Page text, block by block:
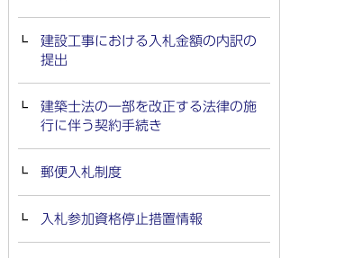
建設工事における入札金額の内訳の
提出
建築士法の一部を改正する法律の施
行に伴う契約手続き
郵便入札制度
入札参加資格停止措置情報